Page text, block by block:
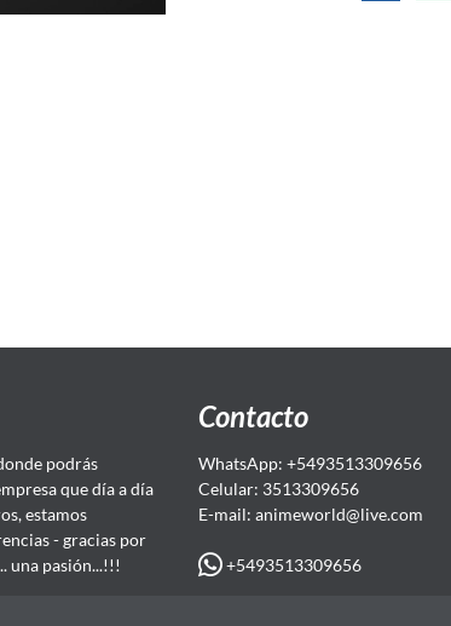
podrás
que día a día
estamos
- gracias por
una pasión...!!!
Contacto
WhatsApp: +5493513309656
Celular: 3513309656
E-mail: animeworld@live.com
+5493513309656